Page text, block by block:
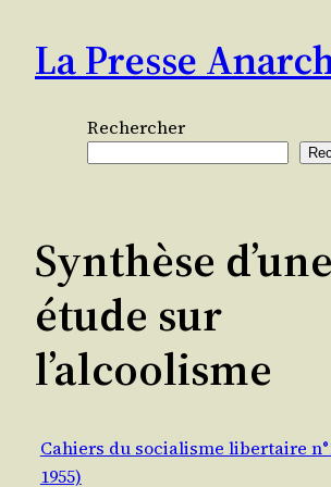
contenu
La Presse
Rechercher
Synthèse d’une
étude sur
l’alcoolisme
Cahiers du socialisme libertaire
1955)